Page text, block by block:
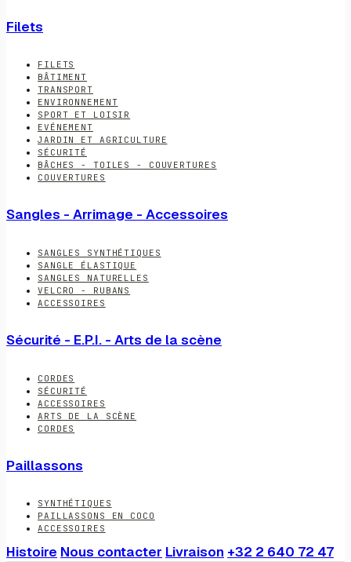
Filets
FILETS
BÂTIMENT
TRANSPORT
ENVIRONNEMENT
SPORT ET LOISIR
EVÉNEMENT
JARDIN ET AGRICULTURE
SÉCURITÉ
BÂCHES - TOILES - COUVERTURES
COUVERTURES
Sangles - Arrimage - Accessoires
SANGLES SYNTHÉTIQUES
SANGLE ÉLASTIQUE
SANGLES NATURELLES
VELCRO - RUBANS
ACCESSOIRES
Sécurité - E.P.I. - Arts de la scène
CORDES
SÉCURITÉ
ACCESSOIRES
ARTS DE LA SCÈNE
CORDES
Paillassons
SYNTHÉTIQUES
PAILLASSONS EN COCO
ACCESSOIRES
Histoire Nous contacter Livraison +32 2 640 72 47